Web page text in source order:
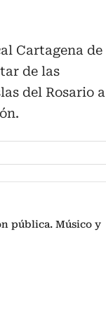
Cartagena de
de las
del Rosario a
pública. Músico y